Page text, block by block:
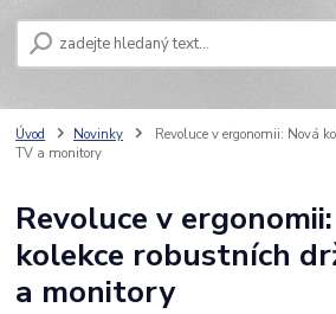
Úvod Novinky
Revoluce v ergonomii: Nová
TV a monitory
Revoluce v
kolekce robustních
a monitory